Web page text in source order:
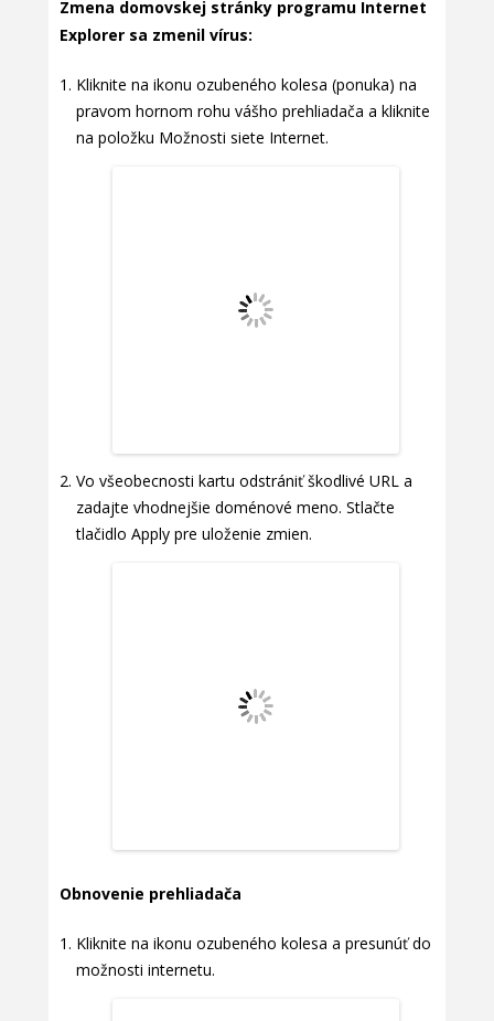
Zmena domovskej stránky programu Internet
Explorer sa zmenil vírus:
Kliknite na ikonu ozubeného kolesa (ponuka) na
pravom hornom rohu vášho prehliadača a kliknite
na položku Možnosti siete Internet.
Vo všeobecnosti kartu odstrániť škodlivé URL a
zadajte vhodnejšie doménové meno. Stlačte
tlačidlo Apply pre uloženie zmien.
Obnovenie prehliadača
Kliknite na ikonu ozubeného kolesa a presunúť do
možnosti internetu.